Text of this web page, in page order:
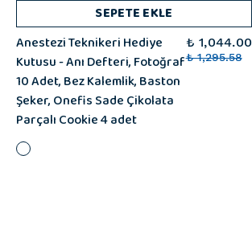
SEPETE EKLE
Anestezi Teknikeri Hediye
Kutusu - Anı Defteri, Fotoğraf
10 Adet, Bez Kalemlik, Baston
Şeker, Onefis Sade Çikolata
Parçalı Cookie 4 adet
₺ 1,044.00
₺ 1,295.58